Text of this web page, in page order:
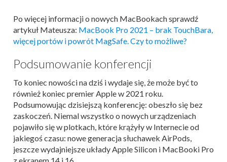
Po więcej informacji o nowych MacBookach sprawdź
artykuł Mateusza: MacBook Pro 2021 – brak TouchBara,
więcej portów i powrót MagSafe. Czy to możliwe?
Podsumowanie konferencji
To koniec nowości na dziś i wydaje się, że może być to
również koniec premier Apple w 2021 roku.
Podsumowując dzisiejszą konferencję: obeszło się bez
zaskoczeń. Niemal wszystko o nowych urządzeniach
pojawiło się w plotkach, które krążyły w Internecie od
jakiegoś czasu: nowe generacja słuchawek AirPods,
jeszcze wydajniejsze układy Apple Silicon i MacBooki Pro